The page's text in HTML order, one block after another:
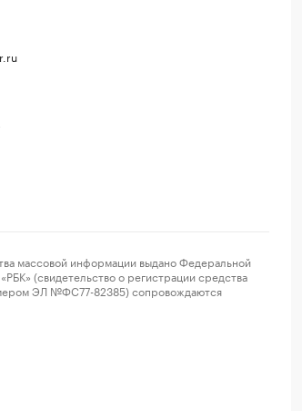
массовой информации выдано Федеральной
(свидетельство о регистрации средства
ЭЛ №ФС77-82385) сопровождаются